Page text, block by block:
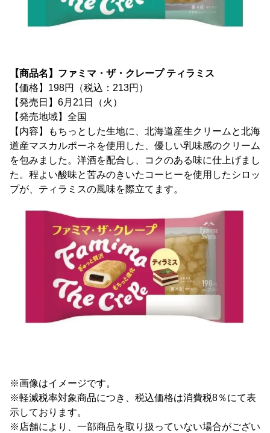
【商品名】ファミマ・ザ・クレープ ティラミス
【価格】198円（税込：213円）
【発売日】6月21日（火）
【発売地域】全国
【内容】もちっとした生地に、北海道産生クリームと北海
道産マスカルポーネを使用した、優しい乳味感のクリーム
を包みました。洋酒を配合し、コクのある味に仕上げまし
た。程よい酸味と苦みのきいたコーヒーを使用したシロッ
プが、ティラミスの風味を際立てます。
※画像はイメージです。
※軽減税率対象商品につき、税込価格は消費税8％にて表
示しております。
※店舗により、一部商品を取り扱っていない場合がござい